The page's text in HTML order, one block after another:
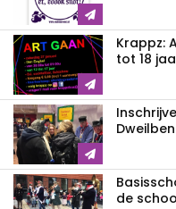
Krappz:
tot 18
de